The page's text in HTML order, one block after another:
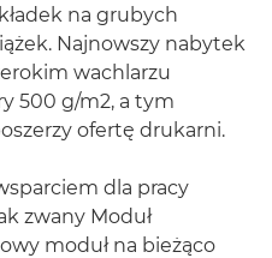
na grubych
Najnowszy nabytek
wachlarzu
500 g/m2, a tym
ofertę drukarni.
dla pracy
zwany Moduł
moduł na bieżąco